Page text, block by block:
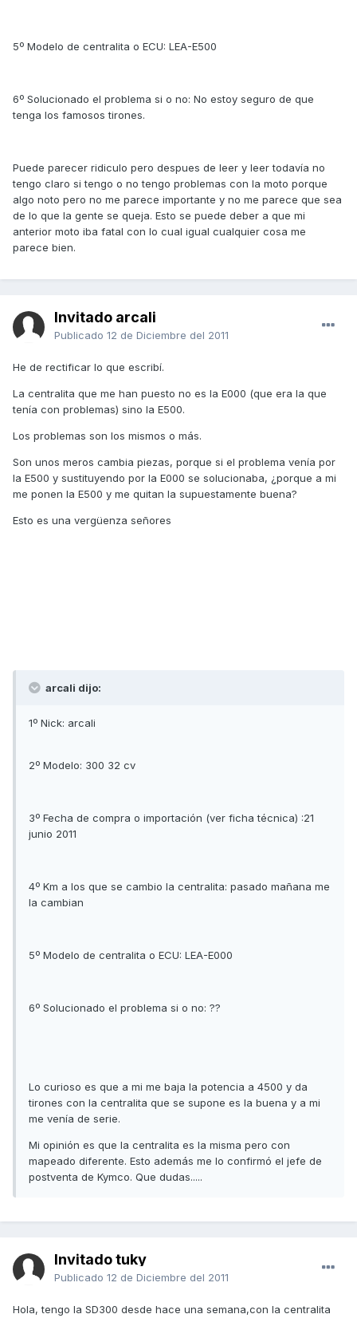
5º Modelo de centralita o ECU: LEA-E500
6º Solucionado el problema si o no: No estoy seguro de que
tenga los famosos tirones.
Puede parecer ridiculo pero despues de leer y leer todavía no
tengo claro si tengo o no tengo problemas con la moto porque
algo noto pero no me parece importante y no me parece que sea
de lo que la gente se queja. Esto se puede deber a que mi
anterior moto iba fatal con lo cual igual cualquier cosa me
parece bien.
Invitado arcali
Publicado 12 de Diciembre del 2011
He de rectificar lo que escribí.
La centralita que me han puesto no es la E000 (que era la que
tenía con problemas) sino la E500.
Los problemas son los mismos o más.
Son unos meros cambia piezas, porque si el problema venía por
la E500 y sustituyendo por la E000 se solucionaba, ¿porque a mi
me ponen la E500 y me quitan la supuestamente buena?
Esto es una vergüenza señores
arcali dijo:
1º Nick: arcali
2º Modelo: 300 32 cv
3º Fecha de compra o importación (ver ficha técnica) :21
junio 2011
4º Km a los que se cambio la centralita: pasado mañana me
la cambian
5º Modelo de centralita o ECU: LEA-E000
6º Solucionado el problema si o no: ??
Lo curioso es que a mi me baja la potencia a 4500 y da
tirones con la centralita que se supone es la buena y a mi
me venía de serie.
Mi opinión es que la centralita es la misma pero con
mapeado diferente. Esto además me lo confirmó el jefe de
postventa de Kymco. Que dudas.....
Invitado tuky
Publicado 12 de Diciembre del 2011
Hola, tengo la SD300 desde hace una semana,con la centralita